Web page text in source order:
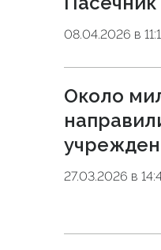
08.04.2026 в
Около
27.03.2026 в